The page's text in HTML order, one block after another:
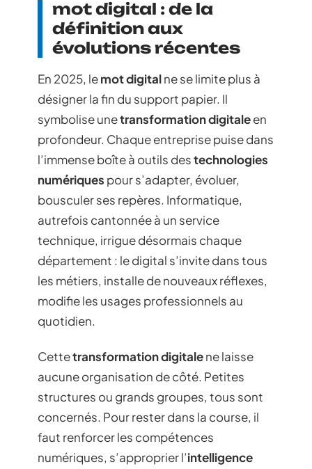
mot digital : de la
définition aux
évolutions récentes
En 2025, lemot digitalne se limite plus à
désigner la fin du support papier. Il
symbolise unetransformation digitaleen
profondeur. Chaque entreprise puise dans
l’immense boîte à outils destechnologies
numériques pour s’adapter, évoluer,
bousculer ses repères. Informatique,
autrefois cantonnée à un service
technique, irrigue désormais chaque
département : le digital s’invite dans tous
les métiers, installe de nouveaux réflexes,
modifie les usages professionnels au
quotidien.
Cettetransformation digitalene laisse
aucune organisation de côté. Petites
structures ou grands groupes, tous sont
concernés. Pour rester dans la course, il
faut renforcer les compétences
numériques, s’approprier l’intelligence